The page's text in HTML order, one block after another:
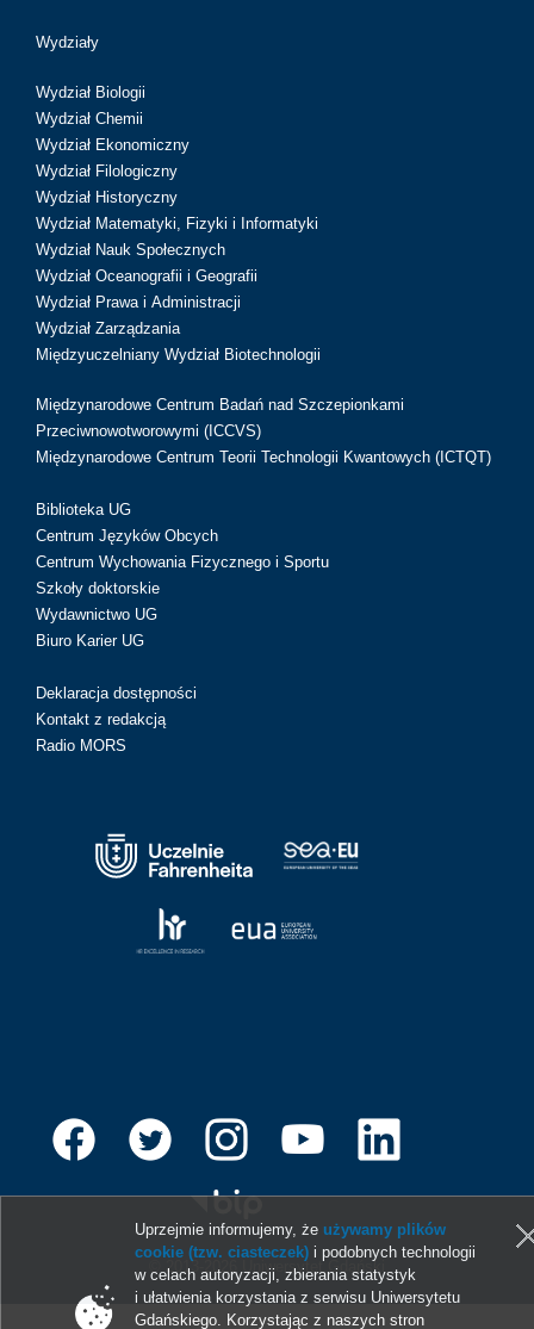
Wydziały
Wydział Biologii
Wydział Chemii
Wydział Ekonomiczny
Wydział Filologiczny
Wydział Historyczny
Wydział Matematyki, Fizyki i Informatyki
Wydział Nauk Społecznych
Wydział Oceanografii i Geografii
Wydział Prawa i Administracji
Wydział Zarządzania
Międzyuczelniany Wydział Biotechnologii
Międzynarodowe Centrum Badań nad Szczepionkami
Przeciwnowotworowymi (ICCVS)
Międzynarodowe Centrum Teorii Technologii Kwantowych (ICTQT)
Biblioteka UG
Centrum Języków Obcych
Centrum Wychowania Fizycznego i Sportu
Szkoły doktorskie
Wydawnictwo UG
Biuro Karier UG
Deklaracja dostępności
Kontakt z redakcją
Radio MORS
© 2013-2026 Uniwersytet Gdański
Uprzejmie informujemy, że używamy plików
cookie (tzw. ciasteczek) i podobnych technologii
w celach autoryzacji, zbierania statystyk
i ułatwienia korzystania z serwisu Uniwersytetu
Gdańskiego. Korzystając z naszych stron